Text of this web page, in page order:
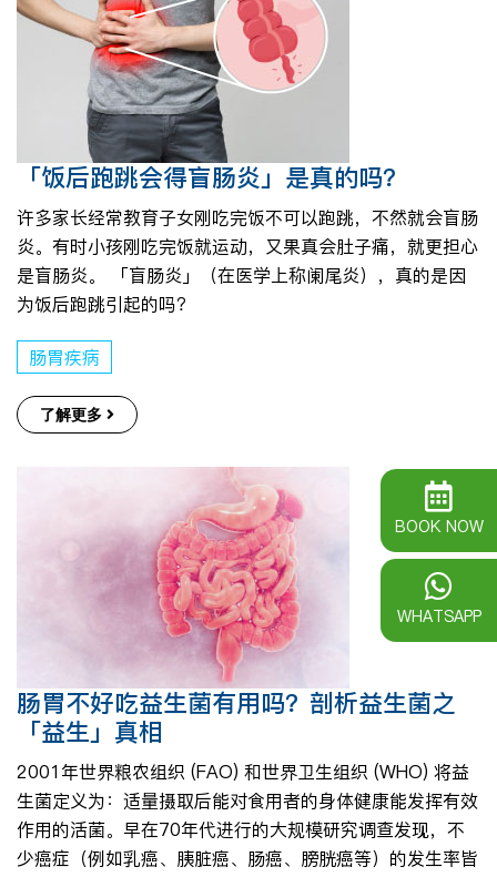
「饭后跑跳会得盲肠炎」是真的吗？
许多家长经常教育子女刚吃完饭不可以跑跳，不然就会盲肠
炎。有时小孩刚吃完饭就运动，又果真会肚子痛，就更担心
是盲肠炎。 「盲肠炎」（在医学上称阑尾炎），真的是因
为饭后跑跳引起的吗？
肠胃疾病
了解更多
肠胃不好吃益生菌有用吗？剖析益生菌之
「益生」真相
2001年世界粮农组织 (FAO) 和世界卫生组织 (WHO) 将益
生菌定义为：适量摄取后能对食用者的身体健康能发挥有效
作用的活菌。早在70年代进行的大规模研究调查发现，不
少癌症（例如乳癌、胰脏癌、肠癌、膀胱癌等）的发生率皆
BOOK NOW
WHATSAPP